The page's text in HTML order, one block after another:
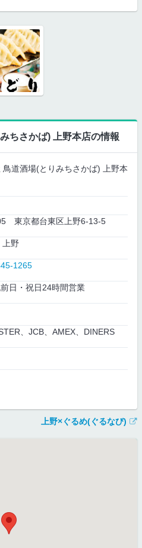
ちさかば) 上野本店の情報
鳥道酒場(とりみちさかば) 上野本
東京都台東区上野6-13-5
上野
1265
日・祝日24時間営業
、JCB、AMEX、DINERS
上野×ぐるめ(ぐるなび)